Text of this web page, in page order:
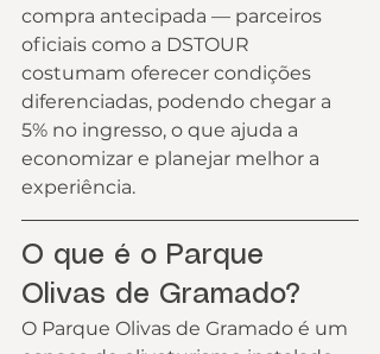
compra antecipada — parceiros
oficiais como a DSTOUR
costumam oferecer condições
diferenciadas, podendo chegar a
5% no ingresso, o que ajuda a
economizar e planejar melhor a
experiência.
O que é o Parque
Olivas de Gramado?
O Parque Olivas de Gramado é um